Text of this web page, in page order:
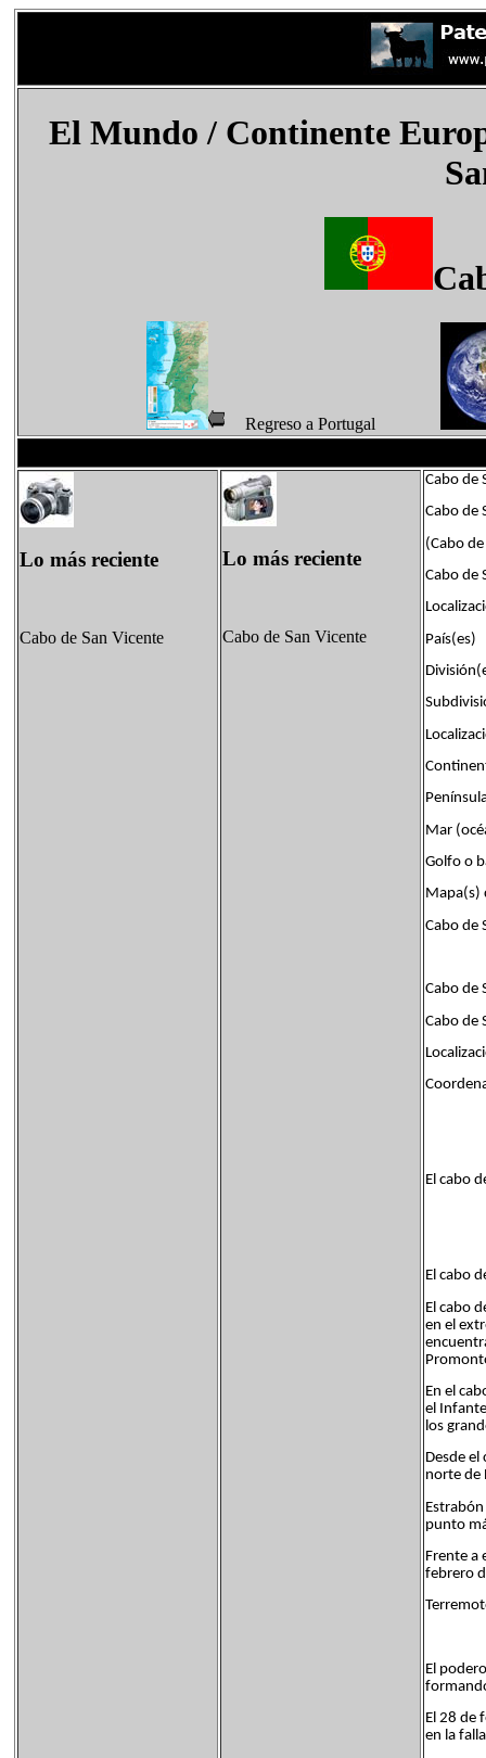
El Mundo/ Continente
Regreso a Portugal
Lo más reciente
Cabo de San Vicente
Lo más reciente
Cabo de San Vicente
Cabo de
Cabo de
(Cabo
Cabo de
Mar
Golfo o
Mapa(s)
Cabo de
Cabo de
Cabo de
El cabo
El cabo
El cabo
en el
En el
el
los
Desde
norte de
punto
Frente a
febrero
El
El 28 de
en la